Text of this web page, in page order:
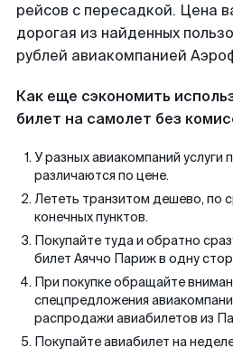
рейсов с пересадкой. Цена
дорогая из найденных
рублей авиакомпанией
Как еще сэкономить
билет на самолет без
У разных авиакомпаний услуги
различаются по цене.
Лететь транзитом дешево, по
конечных пунктов.
Покупайте туда и обратно
билет Аяччо Париж в одну
При покупке обращайте
спецпредложения
распродажи авиабилетов из
Покупайте авиабилет на